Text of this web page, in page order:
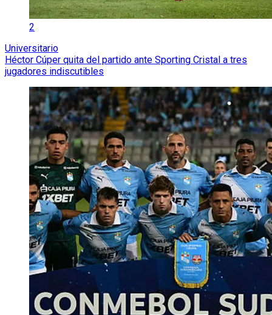
2
Universitario
Héctor Cúper quita del partido ante Sporting Cristal a tres
jugadores indiscutibles